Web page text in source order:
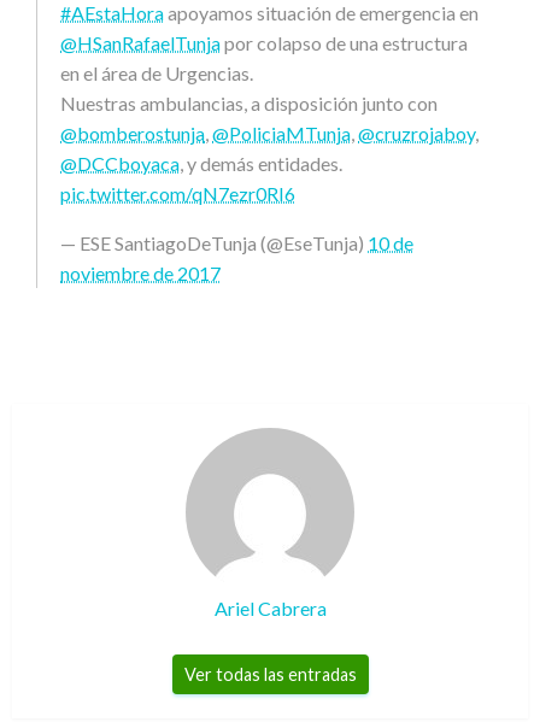
#AEstaHoraapoyamos situación de emergencia en
@HSanRafaelTunjapor colapso de una estructura
en el área de Urgencias.
Nuestras ambulancias, a disposición junto con
@bomberostunja,@PoliciaMTunja,@cruzrojaboy,
@DCCboyaca, y demás entidades.
pic.twitter.com/qN7ezr0RI6
— ESE SantiagoDeTunja (@EseTunja) 10 de
noviembre de 2017
Ariel Cabrera
Ver todas las entradas